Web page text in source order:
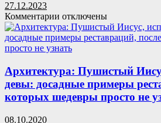
и
из
чего
приготовить
домашнюю
колбасу:
5
рецептов
на
27.12.2023
Комментарии к
записи
Способ
разработки
отключены
Архитектура: Пушистый
девы: досадные примеры
которых шедевры просто не
08.10.2020